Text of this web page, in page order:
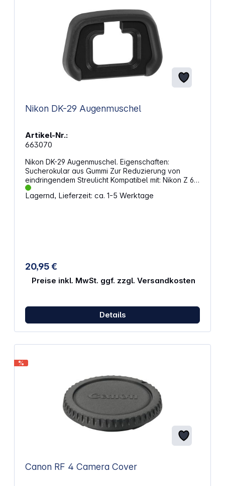
Nikon DK-29 Augenmuschel
Artikel-Nr.:
663070
Nikon DK-29 Augenmuschel. Eigenschaften:
Sucherokular aus Gummi Zur Reduzierung von
eindringendem Streulicht Kompatibel mit: Nikon Z 6II,
Z 7II, Z 5, Z6, Z7
Lagernd, Lieferzeit: ca. 1-5 Werktage
20,95 €
Preise inkl. MwSt. ggf. zzgl. Versandkosten
Details
%
Canon RF 4 Camera Cover